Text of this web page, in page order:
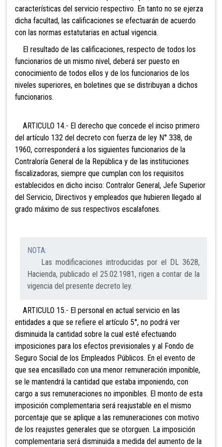
características del servicio respectivo. En tanto no se ejerza
dicha facultad, las calificaciones se efectuarán de acuerdo
con las normas estatutarias en actual vigencia.
El resultado de las calificaciones, respecto de todos los
funcionarios de un mismo nivel, deberá ser puesto en
conocimiento de todos ellos y de los funcionarios de los
niveles superiores, en boletines que se distribuyan a dichos
funcionarios.
ARTICULO 14.- El derecho que concede el inciso primero
del artículo 132 del decreto con fuerza de ley N° 338, de
1960, corresponderá a los siguientes funcionarios de la
Contraloría General de la República y de las instituciones
fiscalizadoras, siempre que cumplan con los requisitos
establecidos en dicho inciso: Contralor General, Jefe Superior
del Servicio, Directivos y empleados que hubieren llegado al
grado máximo de sus respectivos escalafones.
NOTA:
Las modificaciones introducidas por el DL 3628,
Hacienda, publicado el 25.02.1981, rigen a contar de la
vigencia del presente decreto ley.
ARTICULO 15.- El personal en actual servicio en las
entidades a que se refiere el artículo 5°, no podrá ver
disminuida la cantidad sobre la cual esté efectuando
imposiciones para los efectos previsionales y al Fondo de
Seguro Social de los Empleados Públicos. En el evento de
que sea encasillado con una menor remuneración imponible,
se le mantendrá la cantidad que estaba imponiendo, con
cargo a sus remuneraciones no imponibles. El monto de esta
imposición complementaria será reajustable en el mismo
porcentaje que se aplique a las remuneraciones con motivo
de los reajustes generales que se otorguen. La imposición
complementaria será disminuida a medida del aumento de la